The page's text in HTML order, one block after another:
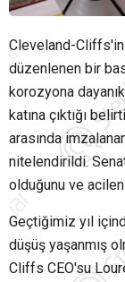
Cleveland-
düzenlenen bir
korozyona
katına çıktığı
arasında
nitelendirildi.
olduğunu ve
Geçtiğimiz yıl
düşüş yaşanmış
Cliffs CEO'su